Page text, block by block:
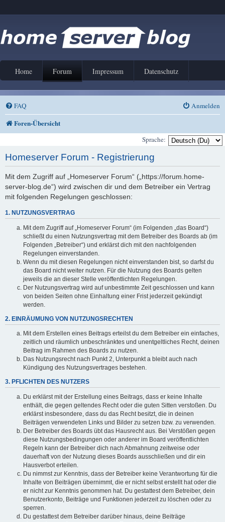
Home Forum Impressum Datenschutz
FAQ Anmelden
Foren-Übersicht
Sprache:
Homeserver Forum - Registrierung
Mit dem Zugriff auf „Homeserver Forum“ („https://forum.home-
server-blog.de“) wird zwischen dir und dem Betreiber ein Vertrag
mit folgenden Regelungen geschlossen:
1. NUTZUNGSVERTRAG
Mit dem Zugriff auf „Homeserver Forum“ (im Folgenden „das Board“)
schließt du einen Nutzungsvertrag mit dem Betreiber des Boards ab (im
Folgenden „Betreiber“) und erklärst dich mit den nachfolgenden
Regelungen einverstanden.
Wenn du mit diesen Regelungen nicht einverstanden bist, so darfst du
das Board nicht weiter nutzen. Für die Nutzung des Boards gelten
jeweils die an dieser Stelle veröffentlichten Regelungen.
Der Nutzungsvertrag wird auf unbestimmte Zeit geschlossen und kann
von beiden Seiten ohne Einhaltung einer Frist jederzeit gekündigt
werden.
2. EINRÄUMUNG VON NUTZUNGSRECHTEN
Mit dem Erstellen eines Beitrags erteilst du dem Betreiber ein einfaches,
zeitlich und räumlich unbeschränktes und unentgeltliches Recht, deinen
Beitrag im Rahmen des Boards zu nutzen.
Das Nutzungsrecht nach Punkt 2, Unterpunkt a bleibt auch nach
Kündigung des Nutzungsvertrages bestehen.
3. PFLICHTEN DES NUTZERS
Du erklärst mit der Erstellung eines Beitrags, dass er keine Inhalte
enthält, die gegen geltendes Recht oder die guten Sitten verstoßen. Du
erklärst insbesondere, dass du das Recht besitzt, die in deinen
Beiträgen verwendeten Links und Bilder zu setzen bzw. zu verwenden.
Der Betreiber des Boards übt das Hausrecht aus. Bei Verstößen gegen
diese Nutzungsbedingungen oder anderer im Board veröffentlichten
Regeln kann der Betreiber dich nach Abmahnung zeitweise oder
dauerhaft von der Nutzung dieses Boards ausschließen und dir ein
Hausverbot erteilen.
Du nimmst zur Kenntnis, dass der Betreiber keine Verantwortung für die
Inhalte von Beiträgen übernimmt, die er nicht selbst erstellt hat oder die
er nicht zur Kenntnis genommen hat. Du gestattest dem Betreiber, dein
Benutzerkonto, Beiträge und Funktionen jederzeit zu löschen oder zu
sperren.
Du gestattest dem Betreiber darüber hinaus, deine Beiträge